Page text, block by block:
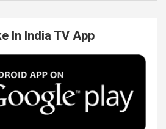
I e
In India TV App